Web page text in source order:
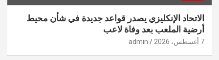
الاتحاد الإنكليزي يصدر قواعد جديدة في شأن محيط
أرضية الملعب بعد وفاة لاعب
7 أغسطس، 2026 admin